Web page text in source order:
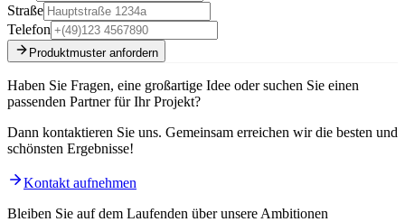
Straße
Telefon
Produktmuster anfordern
Haben Sie Fragen, eine großartige Idee oder suchen Sie einen
passenden Partner für Ihr Projekt?
Dann kontaktieren Sie uns. Gemeinsam erreichen wir die besten und
schönsten Ergebnisse!
Kontakt aufnehmen
Bleiben Sie auf dem Laufenden über unsere Ambitionen